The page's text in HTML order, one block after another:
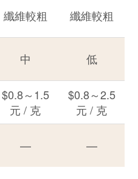
纖維較粗 纖維較粗
中 低
$0.8～1.5
元 / 克
$0.8～2.5
元 / 克
— —